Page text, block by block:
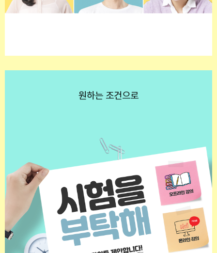
원하는 조건으로